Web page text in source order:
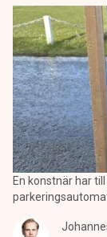
En konstnär har